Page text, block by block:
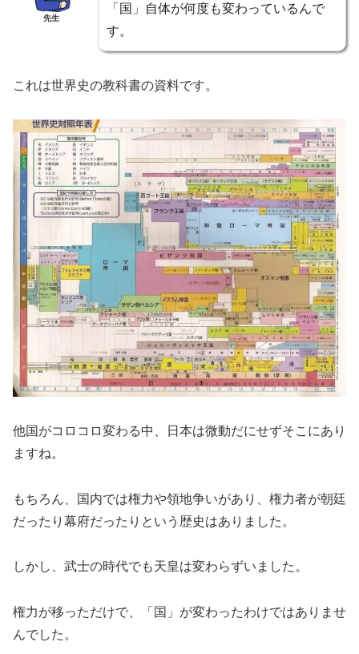
先生
「国」自体が何度も変わっているんで
す。
これは世界史の教科書の資料です。
他国がコロコロ変わる中、日本は微動だにせずそこにあり
ますね。
もちろん、国内では権力や領地争いがあり、権力者が朝廷
だったり幕府だったりという歴史はありました。
しかし、武士の時代でも天皇は変わらずいました。
権力が移っただけで、「国」が変わったわけではありませ
んでした。